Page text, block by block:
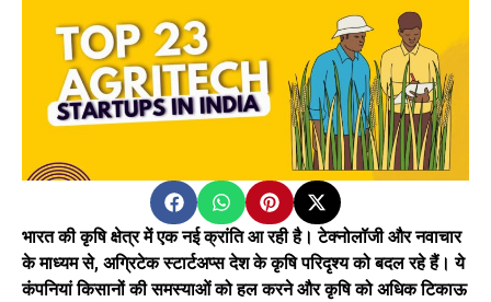
भारत की कृषि क्षेत्र में एक नई क्रांति आ रही है। टेक्नोलॉजी और नवाचार
के माध्यम से, अग्रिटेक स्टार्टअप्स देश के कृषि परिदृश्य को बदल रहे हैं। ये
कंपनियां किसानों की समस्याओं को हल करने और कृषि को अधिक टिकाऊ